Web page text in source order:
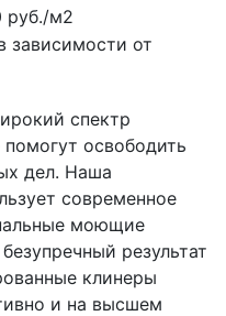
руб./м2
зависимости от
спектр
освободить
дел. Наша
современное
моющие
результат
клинеры
и на высшем